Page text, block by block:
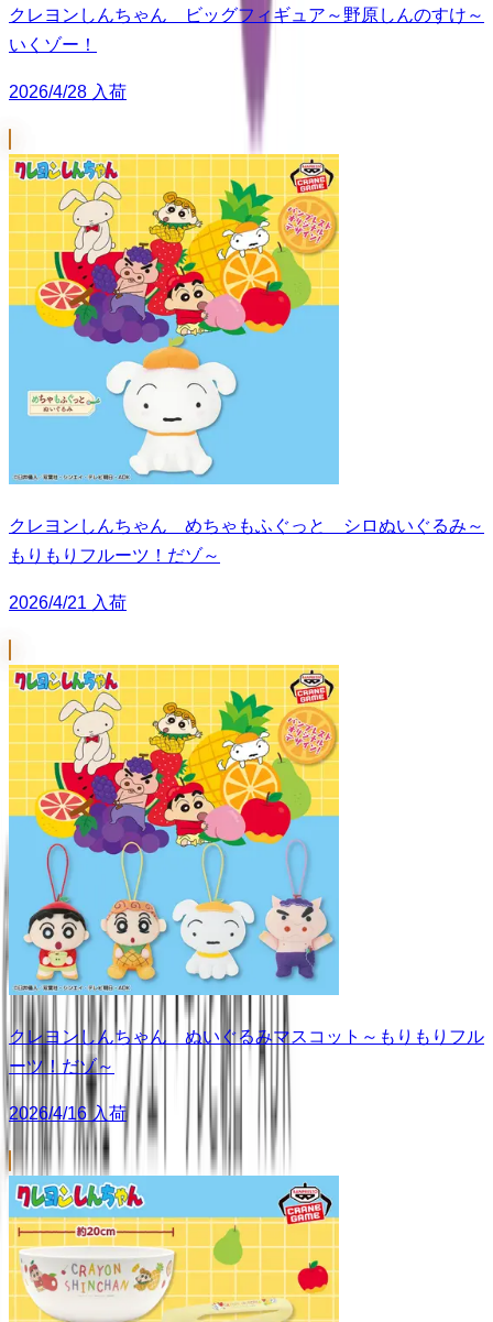
クレヨンしんちゃん ビッグフィギュア～野原しんのすけ～
いくゾー！
2026/4/28 入荷
クレヨンしんちゃん めちゃもふぐっと シロぬいぐるみ～
もりもりフルーツ！だゾ～
2026/4/21 入荷
クレヨンしんちゃん ぬいぐるみマスコット～もりもりフル
ーツ！だゾ～
2026/4/16 入荷